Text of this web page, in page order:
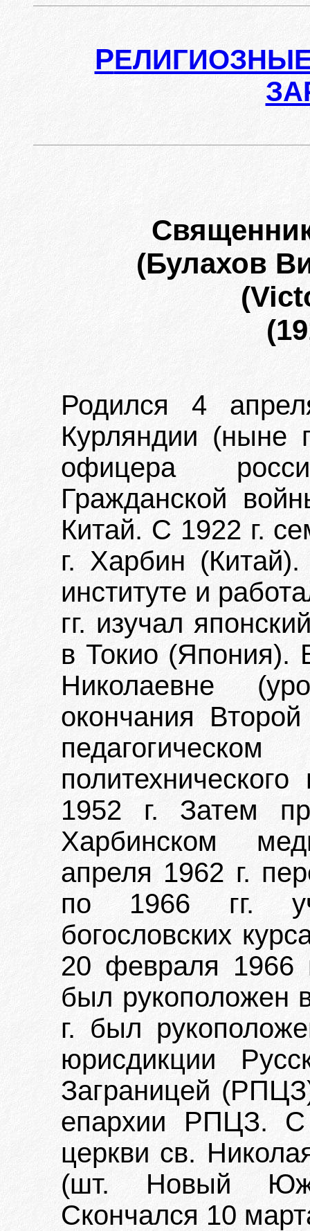
Р
(Булахов
Родился 4
Курляндии (ныне
офицера
Гражданской
Китай. С 1922 г.
г. Харбин
институте и
гг. изучал
в Токио (Япония).
Николаевне
окончания
1952 г. Затем
Харбинском
апреля 1962 г.
по 1966 гг.
богословских
20 февраля 1966
был рукоположен
г. был
юрисдикции
Заграницей
епархии РПЦЗ. С
церкви св.
(шт. Новый
Скончался 10